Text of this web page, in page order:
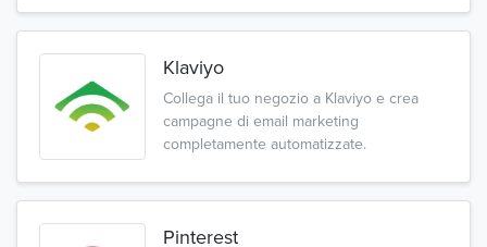
Klaviyo
Collega il tuo negozio a Klaviyo e crea
campagne di email marketing
completamente automatizzate.
Pinterest